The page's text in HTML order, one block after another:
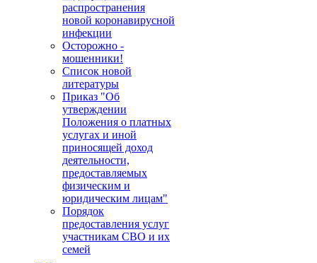
распространения
новой коронавирусной
инфекции
Осторожно -
мошенники!
Список новой
литературы
Приказ "Об
утверждении
Положения о платных
услугах и иной
приносящей доход
деятельности,
предоставляемых
физическим и
юридическим лицам"
Порядок
предоставления услуг
участникам СВО и их
семей